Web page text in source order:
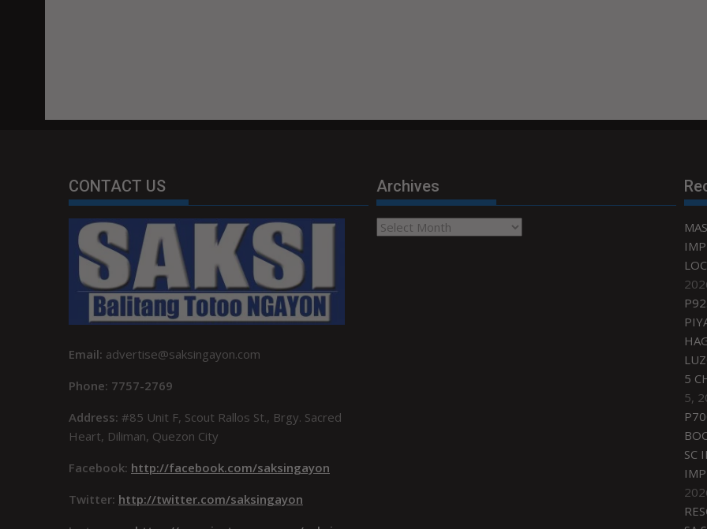
CONTACT US
Email: advertise@saksingayon.com
Phone: 7757-2769
Address: #85 Unit F, Scout Rallos St., Brgy. Sacred
Heart, Diliman, Quezon City
Facebook: http://facebook.com/saksingayon
Twitter: http://twitter.com/saksingayon
Archives
Archives
5
5,
SC